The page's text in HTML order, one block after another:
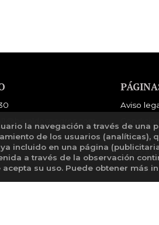
de contacto
Aviso
Política
Política
la navegación a través de una
de los usuarios (analíticas),
incluido en una página
a través de la observación
su uso. Puede obtener más